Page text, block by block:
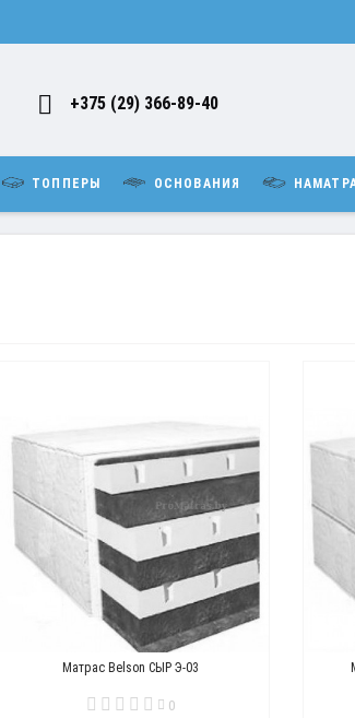
+375 (29) 366-89-40
ТОППЕРЫ ОСНОВАНИЯ
Матрас Belson СЫР Э-03
0